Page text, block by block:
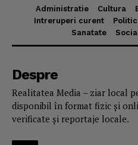
Administratie Cultura
Intreruperi curent
Sanatate
Despre
Realitatea Media – ziar local
disponibil în format fizic și
verificate și reportaje locale.